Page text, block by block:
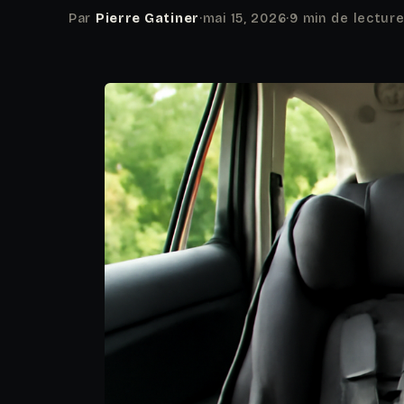
Par Pierre Gatiner·mai 15, 2026·9 min de lecture